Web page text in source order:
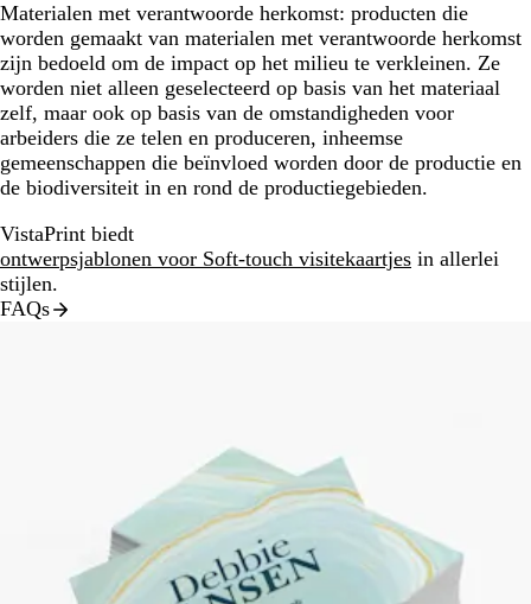
Materialen met verantwoorde herkomst: producten die
worden gemaakt van materialen met verantwoorde herkomst
zijn bedoeld om de impact op het milieu te verkleinen. Ze
worden niet alleen geselecteerd op basis van het materiaal
zelf, maar ook op basis van de omstandigheden voor
arbeiders die ze telen en produceren, inheemse
gemeenschappen die beïnvloed worden door de productie en
de biodiversiteit in en rond de productiegebieden.
VistaPrint biedt
ontwerpsjablonen voor Soft-touch visitekaartjes in allerlei
stijlen.
FAQs